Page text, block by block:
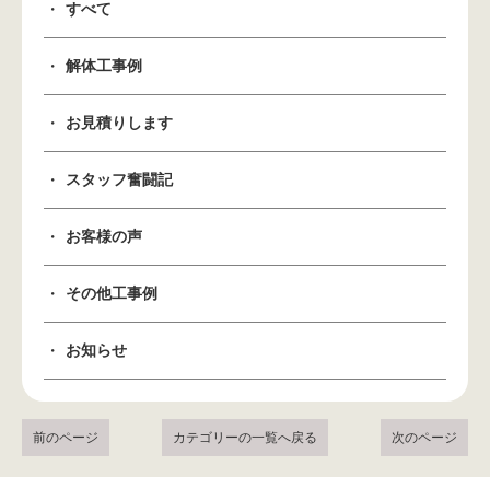
すべて
解体工事例
お見積りします
スタッフ奮闘記
お客様の声
その他工事例
お知らせ
前のページ カテゴリーの一覧へ戻る 次のページ